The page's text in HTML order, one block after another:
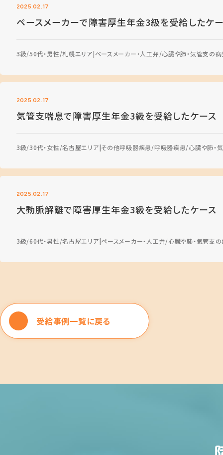
2025.02.17
ペースメーカーで障害厚生年金3級を受給したケ
3級 50代・男性 札幌エリア ペースメーカー・人工弁 心臓や肺・気管支の病
2025.02.17
気管支喘息で障害厚生年金3級を受給したケース
3級 30代・女性 名古屋エリア その他呼吸器疾患 呼吸器疾患 心臓や肺・
2025.02.17
大動脈解離で障害厚生年金3級を受給したケース
3級 60代・男性 名古屋エリア ペースメーカー・人工弁 心臓や肺・気管支
受給事例一覧に戻る